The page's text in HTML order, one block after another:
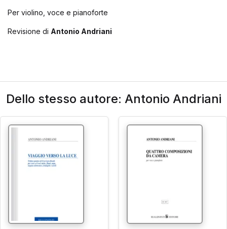
Per violino, voce e pianoforte
Revisione di Antonio Andriani
Dello stesso autore: Antonio Andriani